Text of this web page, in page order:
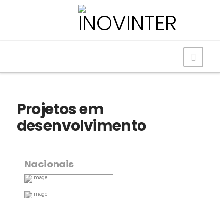
Projetos em
desenvolvimento
Nacionais